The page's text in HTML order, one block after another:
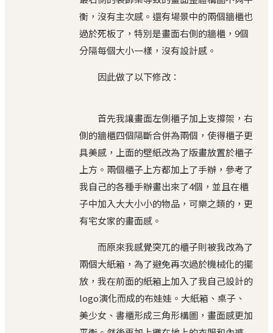
衡，沒有主次感。還有場景中的兩個牆櫃也
過於死板了，特別是畫面右側的牆櫃，9個
分隔每個大小一樣，沒有設計感。
因此做了以下修改：
首先我讓畫面左側櫃子加上支撐架，右
側的牆櫃四個隔斷合併為兩個，使得櫃子更
具美感，上面的壁紙改為了版畫放置於櫃子
上方。兩個櫃子上方都加上了手辦，參考了
我自己的各種手辦畫出來了4個，並且在櫃
子中加入大大小小的物品，可樂之類的，更
有宅女家的畫面感。
而原來我感覺突兀的櫃子則被我改為了
兩個大紙箱，為了避免再次過於機械化的擺
放，我在前面的紙箱上加入了我自己設計的
logo演化而成的布娃娃。大紙箱、桌子、
美少女、書櫃形成三角形構圖，畫面感更加